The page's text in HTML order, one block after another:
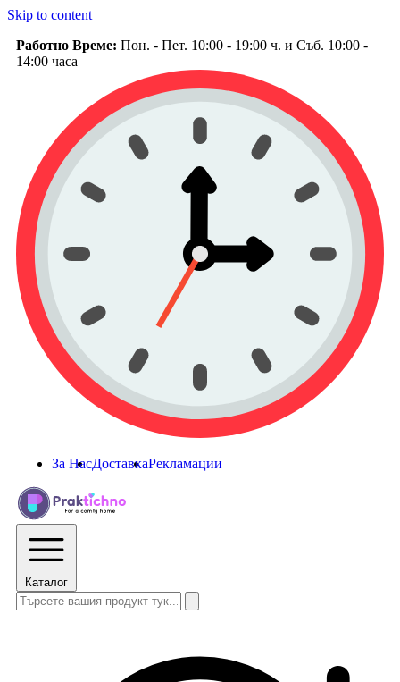
Skip to content
Работно Време: Пон. - Пет. 10:00 - 19:00 ч. и Съб. 10:00 -
14:00 часа
За НасДоставкаРекламации
Каталог